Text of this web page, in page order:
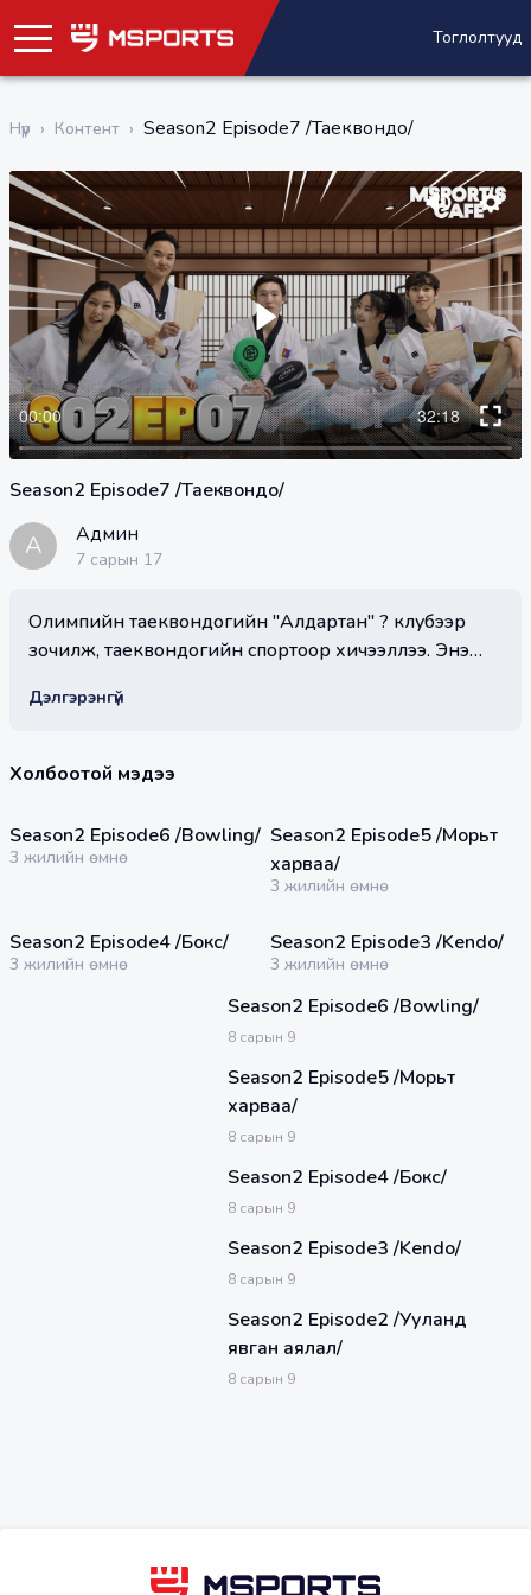
Тоглолтууд
Нүүр › Контент › Season2 Episode7 /Таеквондо/
Season2 Episode7 /Таеквондо/
А Админ
7 сарын 17
Олимпийн таеквондогийн "Алдартан" ? клубээр
зочилж, таеквондогийн спортоор хичээллээ. Энэ
болон түүний хамаатан Мөнхжаргал нар оролцлоо.
Дэлгэрэнгүй
Холбоотой мэдээ
Season2 Episode6 /Bowling/
3 жилийн өмнө
Season2 Episode5 /Морьт
харваа/
3 жилийн өмнө
Season2 Episode4 /Бокс/
3 жилийн өмнө
31:34 мин
Season2 Episode3 /Kendo/
3 жилийн өмнө
Season2 Episode6 /Bowling/
8 сарын 9
Season2 Episode5 /Морьт
харваа/
8 сарын 9
Season2 Episode4 /Бокс/
8 сарын 9
Season2 Episode3 /Kendo/
8 сарын 9
Season2 Episode2 /Ууланд
явган аялал/
8 сарын 9